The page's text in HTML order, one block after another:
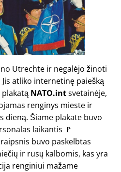
Utrechte ir negalėjo žinoti
atliko internetinę paiešką
NATO.intsvetainėje,
renginys mieste ir
dieną. Šiame plakate buvo
laikantis 🚩
buvo paskelbtas
ir rusų kalbomis, kas yra
renginiui mažame